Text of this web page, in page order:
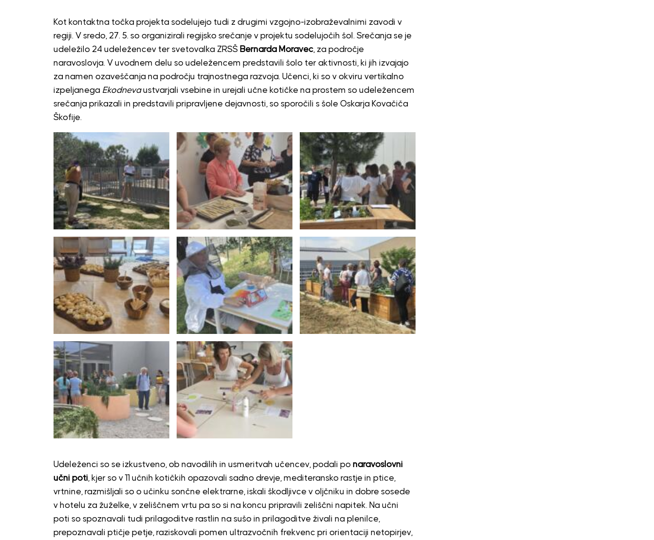
Kot kontaktna točka projekta sodelujejo tudi z drugimi vzgojno-izobraževalnimi zavodi v
regiji. V sredo, 27. 5. so organizirali regijsko srečanje v projektu sodelujočih šol. Srečanja se je
udeležilo 24 udeležencev ter svetovalka ZRSŠ Bernarda Moravec, za področje
naravoslovja. V uvodnem delu so udeležencem predstavili šolo ter aktivnosti, ki jih izvajajo
za namen ozaveščanja na področju trajnostnega razvoja. Učenci, ki so v okviru vertikalno
izpeljanega Ekodnevaustvarjali vsebine in urejali učne kotičke na prostem so udeležencem
srečanja prikazali in predstavili pripravljene dejavnosti, so sporočili s šole Oskarja Kovačiča
Škofije.
Udeleženci so se izkustveno, ob navodilih in usmeritvah učencev, podali po naravoslovni
učni poti, kjer so v 11 učnih kotičkih opazovali sadno drevje, mediteransko rastje in ptice,
vrtnine, razmišljali so o učinku sončne elektrarne, iskali škodljivce v oljčniku in dobre sosede
v hotelu za žuželke, v zeliščnem vrtu pa so si na koncu pripravili zeliščni napitek. Na učni
poti so spoznavali tudi prilagoditve rastlin na sušo in prilagoditve živali na plenilce,
prepoznavali ptičje petje, raziskovali pomen ultrazvočnih frekvenc pri orientaciji netopirjev,